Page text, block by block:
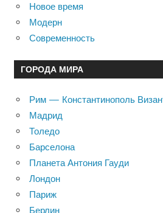
Новое время
Модерн
Современность
ГОРОДА МИРА
Рим — Константинополь
Мадрид
Толедо
Барселона
Планета Антония Гауди
Лондон
Париж
Берлин